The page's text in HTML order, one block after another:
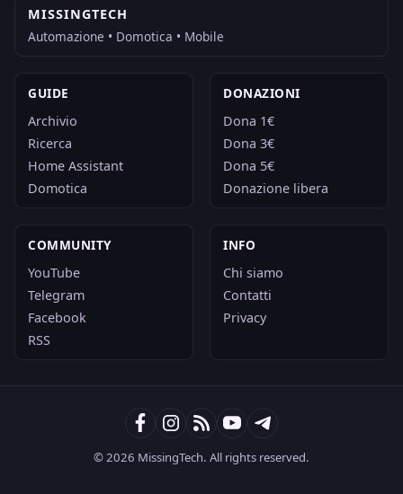
MISSINGTECH
Automazione • Domotica • Mobile
GUIDE
Archivio
Ricerca
Home Assistant
Domotica
DONAZIONI
Dona 1€
Dona 3€
Dona 5€
Donazione libera
COMMUNITY
YouTube
Telegram
Facebook
RSS
INFO
Chi siamo
Contatti
Privacy
© 2026 MissingTech. All rights reserved.